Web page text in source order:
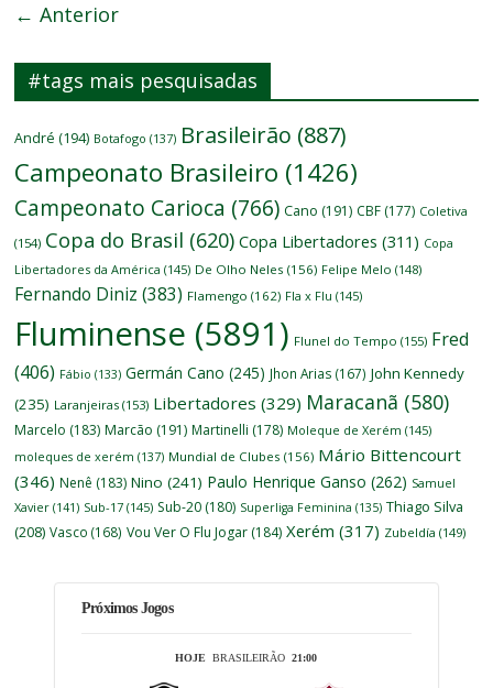
← Anterior
#tags mais pesquisadas
André (194) Botafogo (137) Brasileirão (887)
Campeonato Brasileiro (1426)
Campeonato Carioca (766) Cano (191) CBF (177) Coletiva
(154) Copa do Brasil (620) Copa Libertadores (311) Copa
Libertadores da América (145) De Olho Neles (156) Felipe Melo (148)
Fernando Diniz (383) Flamengo (162) Fla x Flu (145)
Fluminense (5891) Flunel do Tempo (155) Fred
(406) Fábio (133) Germán Cano (245) Jhon Arias (167) John Kennedy
(235) Laranjeiras (153) Libertadores (329) Maracanã (580)
Marcelo (183) Marcão (191) Martinelli (178) Moleque de Xerém (145)
moleques de xerém (137) Mundial de Clubes (156) Mário Bittencourt
(346) Nenê (183) Nino (241) Paulo Henrique Ganso (262) Samuel
Xavier (141) Sub-17 (145) Sub-20 (180) Superliga Feminina (135) Thiago Silva
(208) Vasco (168) Vou Ver O Flu Jogar (184) Xerém (317) Zubeldía (149)
Próximos Jogos
HOJE BRASILEIRÃO21:00